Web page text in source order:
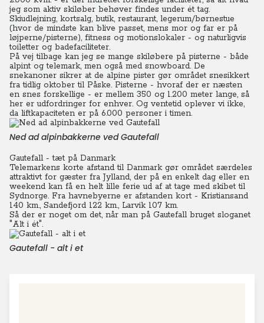
jeg som aktiv skiløber behøver findes under ét tag.
Skiudlejning, kortsalg, butik, restaurant, legerum/børnestue
(hvor de mindste kan blive passet, mens mor og far er på
løjperne/pisterne), fitness og motionslokaler - og naturligvis
toiletter og badefaciliteter.
På vej tilbage kan jeg se mange skiløbere på pisterne - både
alpint og telemark, men også med snowboard. De
snekanoner sikrer at de alpine pister gør området snesikkert
fra tidlig oktober til Påske. Pisterne - hvoraf der er næsten
en snes forskellige - er mellem 350 og 1.200 meter lange, så
her er udfordringer for enhver. Og ventetid oplever vi ikke,
da liftkapaciteten er på 6.000 personer i timen.
Ned ad alpinbakkerne ved Gautefall
Gautefall - tæt på Danmark
Telemarkens korte afstand til Danmark gør området særdeles
attraktivt for gæster fra Jylland, der på en enkelt dag eller en
weekend kan få en helt lille ferie ud af at tage med skibet til
Sydnorge. Fra havnebyerne er afstanden kort - Kristiansand
140 km., Sandefjord 122 km., Larvik 107 km.
Så der er noget om det, når man på Gautefall bruget sloganet
"Alt i ét".
Gautefall - alt i et